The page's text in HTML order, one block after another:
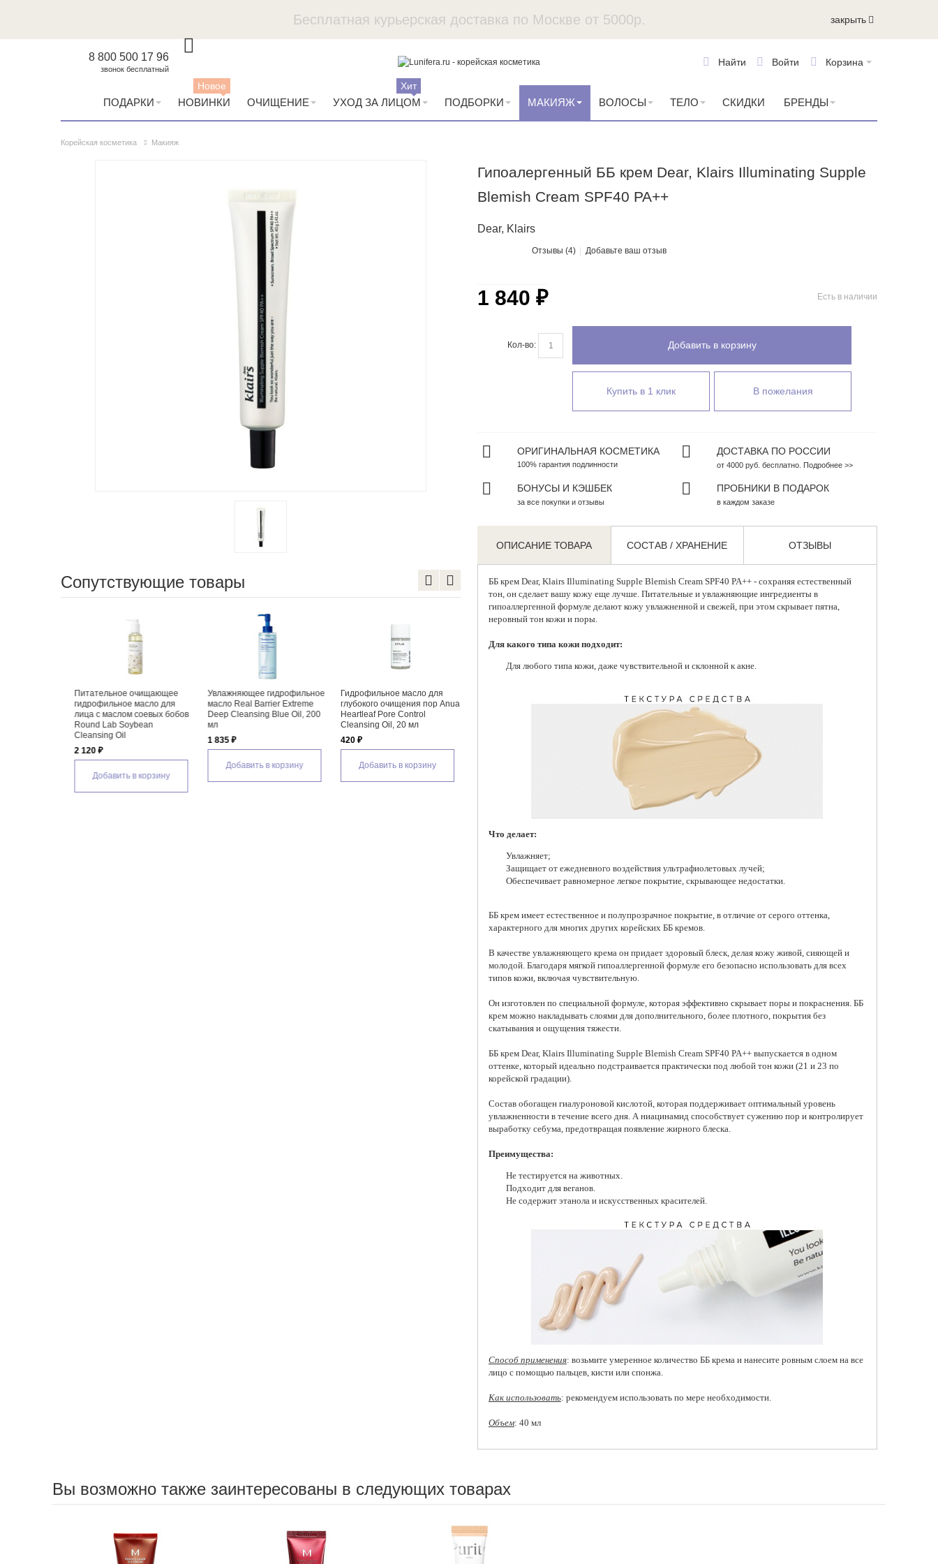
Бесплатная курьерская доставка по Москве от 5000р.
Пробники в каждый заказ
закрыть
8 800 500 17 96
звонок бесплатный
Корзина
Войти
Найти
ПОДАРКИ НОВИНКИ
Новое
ОЧИЩЕНИЕ УХОД ЗА ЛИЦОМ
Хит
ПОДБОРКИ МАКИЯЖ ВОЛОСЫ ТЕЛО СКИДКИ БРЕНДЫ
Корейская косметика Макияж
Гипоалергенный ББ крем Dear, Klairs Illuminating Supple
Blemish Cream SPF40 PA++
Dear, Klairs
Отзывы (4) Добавьте ваш отзыв
Сопутствующие товары
Питательное очищающее
гидрофильное масло для
лица с маслом соевых бобов
Round Lab Soybean
Cleansing Oil
2 120 ₽
Добавить в корзину
Увлажняющее гидрофильное
масло Real Barrier Extreme
Deep Cleansing Blue Oil, 200
мл
1 835 ₽
Добавить в корзину
Гидрофильное масло для
глубокого очищения пор Anua
Heartleaf Pore Control
Cleansing Oil, 20 мл
420 ₽
Добавить в корзину
Гидрофильное масло с
морской водой Round Lab
1025 Dokdo Cleansing Oil
1 835 ₽
Есть в наличии
1 840 ₽
Кол-во: Добавить в корзину
Купить в 1 клик В пожелания
ОРИГИНАЛЬНАЯ КОСМЕТИКА
100% гарантия подлинности
ДОСТАВКА ПО РОССИИ
от 4000 руб. бесплатно. Подробнее >>
БОНУСЫ И КЭШБЕК
за все покупки и отзывы
ПРОБНИКИ В ПОДАРОК
в каждом заказе
ОПИСАНИЕ ТОВАРА СОСТАВ / ХРАНЕНИЕ ОТЗЫВЫ
ББ кремDear, Klairs Illuminating Supple Blemish Cream SPF40 PA++ - сохраняя естественный
тон, он сделает вашу кожу еще лучше. Питательные и увлажняющие ингредиенты в
гипоаллергенной формуле делают кожу увлажненной и свежей, при этом скрывает пятна,
неровный тон кожи и поры.
Для какого типа кожи подходит:
Для любого типа кожи, даже чувствительной и склонной к акне.
Что делает:
Увлажняет;
Защищает от ежедневного воздействия ультрафиолетовых лучей;
Обеспечивает равномерное легкое покрытие, скрывающее недостатки.
ББ крем имеет естественное и полупрозрачное покрытие, в отличие от серого оттенка,
характерного для многих других корейских ББ кремов.
В качестве увлажняющего крема он придает здоровый блеск, делая кожу живой, сияющей и
молодой. Благодаря мягкой гипоаллергенной формуле его безопасно использовать для всех
типов кожи, включая чувствительную.
Он изготовлен по специальной формуле, которая эффективно скрывает поры и покраснения. ББ
крем можно накладывать слоями для дополнительного, более плотного, покрытия без
скатывания и ощущения тяжести.
ББ крем Dear, Klairs Illuminating Supple Blemish Cream SPF40 PA++ выпускается в одном
оттенке, который идеально подстраивается практически под любой тон кожи (21 и 23 по
корейской градации).
Состав обогащен гиалуроновой кислотой, которая поддерживает оптимальный уровень
увлажненности в течение всего дня. А ниацинамид способствует сужению пор и контролирует
выработку себума, предотвращая появление жирного блеска.
Преимущества:
Не тестируется на животных.
Подходит для веганов.
Не содержит этанола и искусственных красителей.
Способ применения: возьмите умеренное количество ББ крема и нанесите ровным слоем на все
лицо с помощью пальцев, кисти или спонжа.
Как использовать: рекомендуем использовать по мере необходимости.
Объем: 40 мл
Вы возможно также заинтересованы в следующих товарах